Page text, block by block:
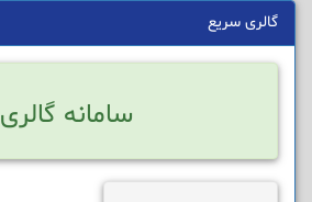
گالری سریع
سامانه گالری